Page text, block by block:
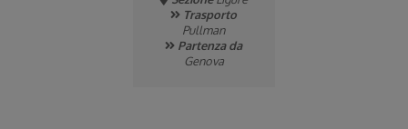
Trasporto
Pullman
Partenza da
Genova